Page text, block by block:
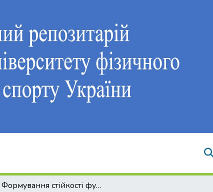
Формування стійкості функціонального забезпечення спеціальної працездатності спортсменів у спортивних танцях